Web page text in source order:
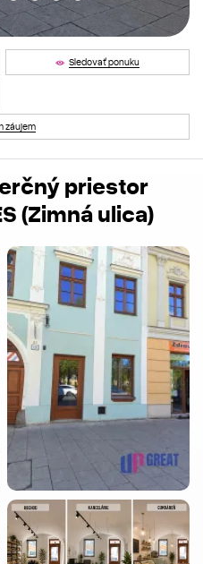
Sledovať ponuku
záujem
priestor
(Zimná ulica)